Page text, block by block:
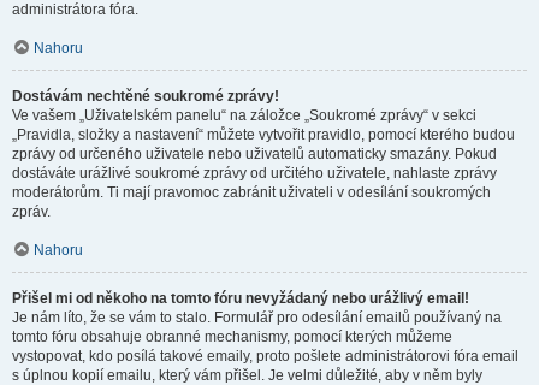
administrátora fóra.
Nahoru
Dostávám nechtěné soukromé zprávy!
Ve vašem „Uživatelském panelu“ na záložce „Soukromé zprávy“ v sekci
„Pravidla, složky a nastavení“ můžete vytvořit pravidlo, pomocí kterého budou
zprávy od určeného uživatele nebo uživatelů automaticky smazány. Pokud
dostáváte urážlivé soukromé zprávy od určitého uživatele, nahlaste zprávy
moderátorům. Ti mají pravomoc zabránit uživateli v odesílání soukromých
zpráv.
Nahoru
Přišel mi od někoho na tomto fóru nevyžádaný nebo urážlivý email!
Je nám líto, že se vám to stalo. Formulář pro odesílání emailů používaný na
tomto fóru obsahuje obranné mechanismy, pomocí kterých můžeme
vystopovat, kdo posílá takové emaily, proto pošlete administrátorovi fóra email
s úplnou kopií emailu, který vám přišel. Je velmi důležité, aby v něm byly